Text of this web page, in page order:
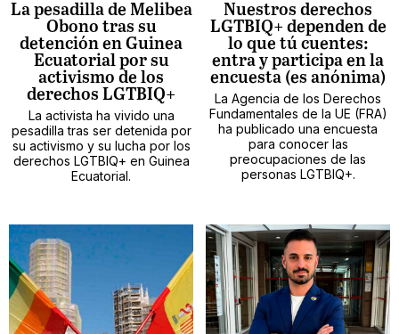
La pesadilla de Melibea
Obono tras su
detención en Guinea
Ecuatorial por su
activismo de los
derechos LGTBIQ+
La activista ha vivido una
pesadilla tras ser detenida por
su activismo y su lucha por los
derechos LGTBIQ+ en Guinea
Ecuatorial.
Nuestros derechos
LGTBIQ+ dependen de
lo que tú cuentes:
entra y participa en la
encuesta (es anónima)
La Agencia de los Derechos
Fundamentales de la UE (FRA)
ha publicado una encuesta
para conocer las
preocupaciones de las
personas LGTBIQ+.